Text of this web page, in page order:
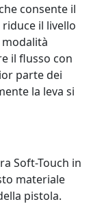
consente il
il livello
il flusso con
parte dei
la leva si
Soft-Touch in
materiale
pistola.